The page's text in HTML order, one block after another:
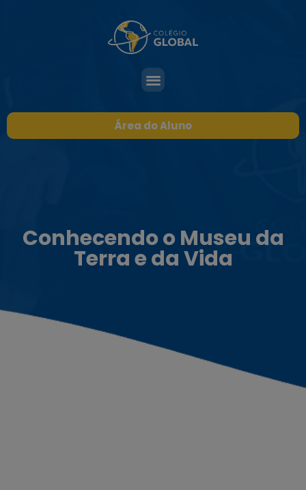
Área do Aluno
Conhecendo o Museu da
Terra e da Vida